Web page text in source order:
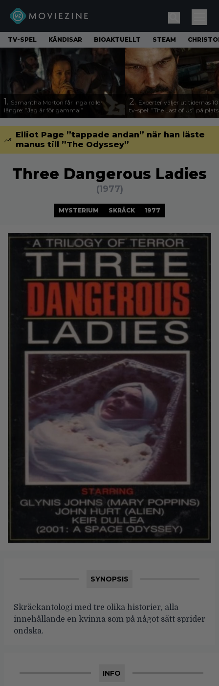
TV-SPEL KÄNDISAR BIOAKTUELLT STEAM
1. Samantha Morton får inga roller
längre: ”Jag är för gammal”
2. Experter väljer ut tidernas
tv-spel: ”The Last of Us” på
Elliot Page ”tappade andan” när han läste
manus till ”The Odyssey”
Three Dangerous Ladies
(1977)
MYSTERIUM SKRÄCK 1977
SYNOPSIS
Skräckantologi med tre olika historier, alla
innehållande en kvinna som på något sätt sprider
ondska.
INFO